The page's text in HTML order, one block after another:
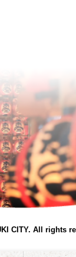
CITY. All rights